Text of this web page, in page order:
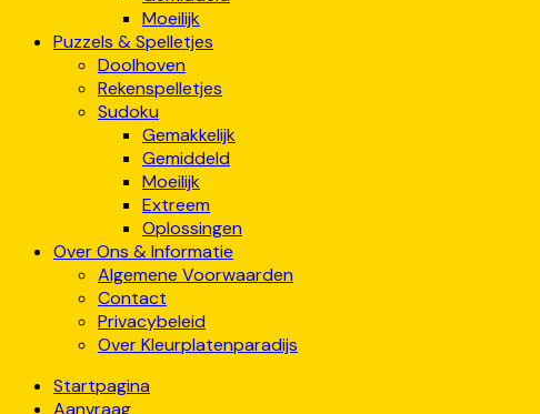
Moeilijk
Puzzels & Spelletjes
Doolhoven
Rekenspelletjes
Sudoku
Gemakkelijk
Gemiddeld
Moeilijk
Extreem
Oplossingen
Over Ons & Informatie
Algemene Voorwaarden
Contact
Privacybeleid
Over Kleurplatenparadijs
Startpagina
Aanvraag